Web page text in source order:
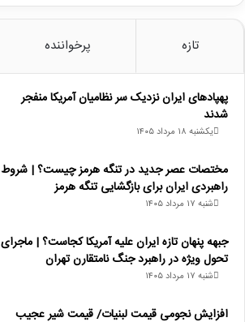
تازه پرخواننده
پهپادهای ایران نزدیک سر نظامیان آمریکا منفجر
شدند
یکشنبه ۱۸ مرداد ۱۴۰۵
مختصات عصر جدید در تنگه هرمز چیست؟ | شروط
راهبردی ایران برای بازگشایی تنگه هرمز
شنبه ۱۷ مرداد ۱۴۰۵
جبهه پنهان تازه ایران علیه آمریکا کجاست؟ | ماجرای
تحول ویژه در راهبرد جنگ نامتقارن تهران
شنبه ۱۷ مرداد ۱۴۰۵
افزایش نجومی قیمت لبنیات/ قیمت شیر عجیب